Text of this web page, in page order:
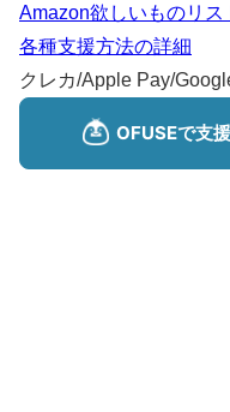
Amazon欲しいものリス
各種支援方法の詳細
クレカ/Apple Pay/